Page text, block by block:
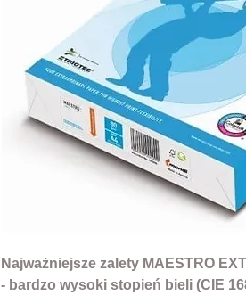
Najważniejsze zalety MAESTRO
- bardzo wysoki stopień bieli (CIE